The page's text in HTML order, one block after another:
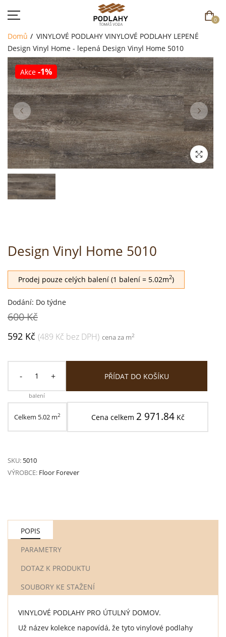
0
DOMŮ
SORTIMENT
AKCE
CENÍK
REFERENCE
SOUTĚŽ
Domů VINYLOVÉ PODLAHY VINYLOVÉ PODLAHY LEPENÉ
Design Vinyl Home - lepená Design Vinyl Home 5010
Akce -1%
Design Vinyl Home 5010
Prodej pouze celých balení (1 balení = 5.02m2)
Dodání: Do týdne
600 Kč
592 Kč (489 Kč bez DPH) cena za m2
- +
balení
PŘÍDAT DO KOŠÍKU
Celkem 5.02 m2 Cena celkem 2 971.84Kč
SKU: 5010
VÝROBCE: Floor Forever
POPIS
PARAMETRY
DOTAZ K PRODUKTU
SOUBORY KE STAŽENÍ
VINYLOVÉ PODLAHY PRO ÚTULNÝ DOMOV.
Už název kolekce napovídá, že tyto vinylové podlahy